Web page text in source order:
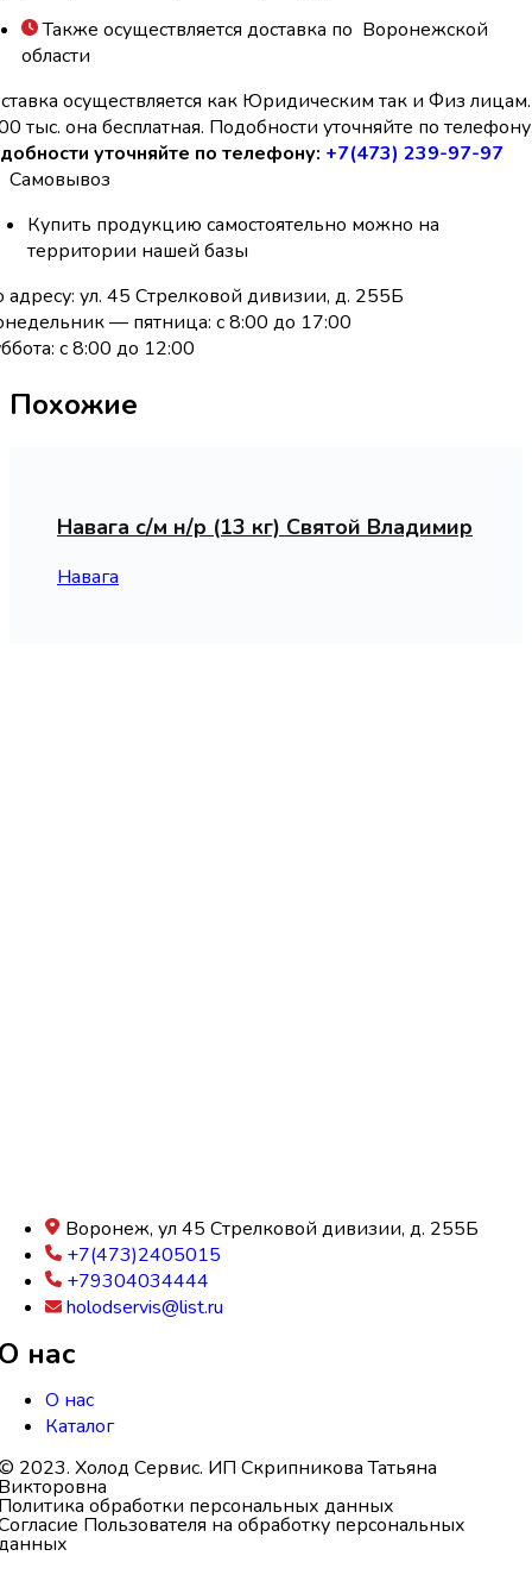
Также осуществляется доставка по Воронежской
области
осуществляется как Юридическим так и Физ
тыс. она бесплатная. Подобности уточняйте по
уточняйте по телефону: +7(473) 239-97-97
Самовывоз
Купить продукцию самостоятельно можно на
территории нашей базы
адресу: ул. 45 Стрелковой дивизии, д. 255Б
— пятница: с 8:00 до 17:00
с 8:00 до 12:00
Похожие
Навага с/м н/р (13 кг) Святой Владимир
Навага
Воронеж, ул 45 Стрелковой дивизии, д. 255Б
+7(473)2405015
+79304034444
holodservis@list.ru
нас
О нас
Каталог
2023. Холод Сервис. ИП Скрипникова Татьяна
обработки персональных данных
Пользователя на обработку персональных